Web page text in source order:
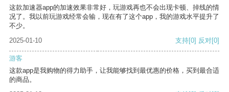
这款加速器app的加速效果非常好，玩游戏再也不会出现卡顿、掉线的情
况了。我以前玩游戏经常会输，现在有了这个app，我的游戏水平提升了
不少。
2025-01-10
支持[0] 反对[0]
游客
这款app是我购物的得力助手，让我能够找到最优惠的价格，买到最合适
的商品。